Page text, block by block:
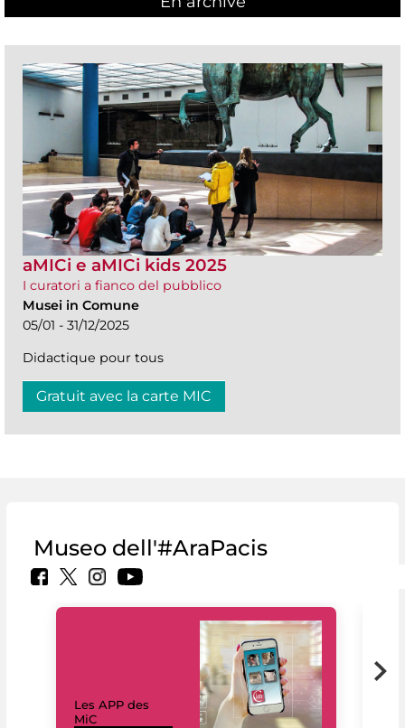
aMICi e aMICi kids 2025
I curatori a fianco del pubblico
Musei in Comune
05/01 - 31/12/2025
Didactique pour tous
Gratuit avec la carte MIC
Museo dell'#AraPacis
Les APP des
MiC